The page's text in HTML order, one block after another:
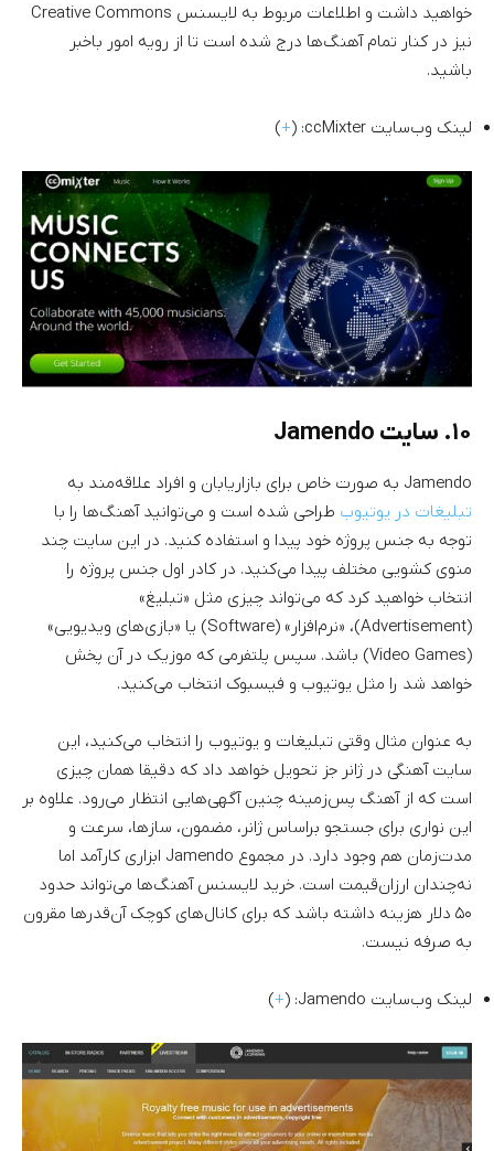
خواهید داشت و اطلاعات مربوط به لایسنس Creative Commons
نیز در کنار تمام آهنگ‌ها درج شده‌ است تا از رویه امور باخبر
باشید.
لینک وب‌سایت ccMixter: ( +
)
۱۰. سایت Jamendo
Jamendo به صورت خاص برای بازاریابان و افراد علاقه‌مند به
تبلیغات در یوتیوب طراحی شده است و می‌توانید آهنگ‌ها را با
توجه به جنس پروژه خود پیدا و استفاده کنید. در این سایت چند
منوی کشویی مختلف پیدا می‌کنید. در کادر اول جنس پروژه را
انتخاب خواهید کرد که می‌تواند چیزی مثل «تبلیغ»
(Advertisement)، «نرم‌افزار» (Software) یا «بازی‌های ویدیویی»
(Video Games) باشد. سپس پلتفرمی که موزیک در آن پخش
خواهد شد را مثل یوتیوب و فیسبوک انتخاب می‌کنید.
به عنوان مثال وقتی تبلیغات و یوتیوب را انتخاب می‌کنید، این
سایت آهنگی در ژانر جز تحویل خواهد داد که دقیقا همان چیزی
است که از آهنگ پس‌زمینه چنین آگهی‌هایی انتظار می‌رود. علاوه بر
این نواری برای جستجو براساس ژانر، مضمون، سازها، سرعت و
مدت‌زمان هم وجود دارد. در مجموع Jamendo ابزاری کارآمد اما
نه‌چندان ارزان‌قیمت است. خرید لایسنس آهنگ‌ها می‌تواند حدود
۵۰ دلار هزینه داشته باشد که برای کانال‌های کوچک آن‌قدرها مقرون
به صرفه نیست.
لینک وب‌سایت Jamendo: ( +
)